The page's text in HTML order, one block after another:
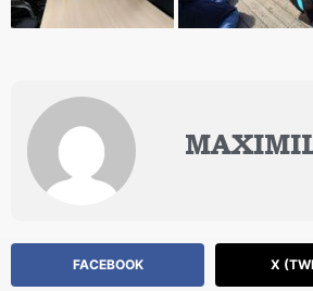
FACEBOOK X